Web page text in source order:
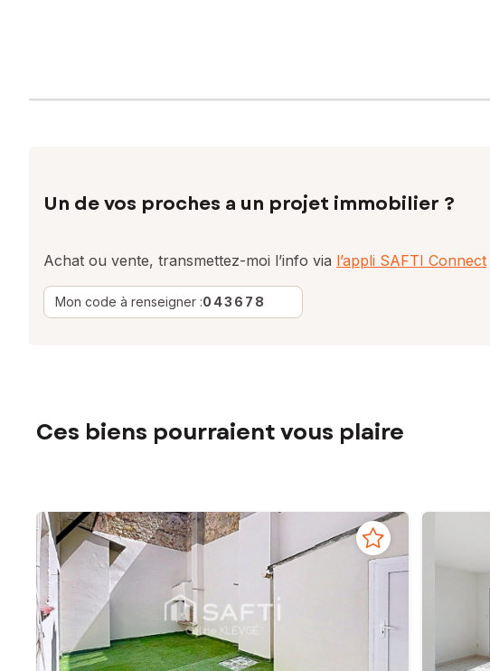
Un de vos proches a un projet immobilier ?
Achat ou vente, transmettez-moi l’info via l’appli SAFTI Connect
Mon code à renseigner :043678
Ces biens pourraient vous plaire